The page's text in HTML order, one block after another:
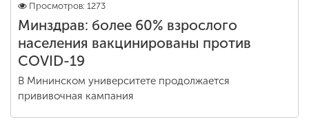
Другие виды
деятельности
Студенческая жизнь
Сведения об
Просмотров: 1273
Минздрав: более 60% взрослого
населения вакцинированы против
COVID-19
В Мининском университете продолжается
прививочная кампания